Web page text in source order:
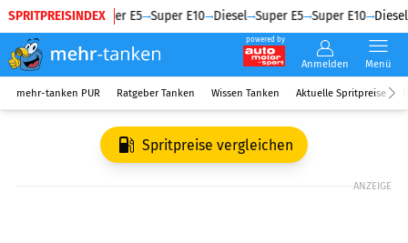
SPRITPREISINDEX
Diesel Super E5 Super E10 Diesel Super E5 Super E10 Diesel
powered by
Anmelden Menü
mehr-tanken PUR Ratgeber Tanken Wissen Tanken Aktuelle Spritpreise
Spritpreise vergleichen
ANZEIGE